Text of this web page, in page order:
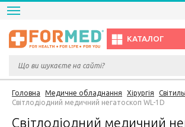
КАТАЛОГ
Головна Медичне обладнання Хірургія
Світлодіодний медичний негатоскоп WL-1D
Світлодіодний медичний